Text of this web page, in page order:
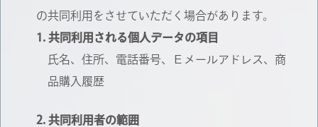
の共同利用をさせていただく場合があります。
共同利用される個人データの項目
氏名、住所、電話番号、Ｅメールアドレス、商
品購入履歴
共同利用者の範囲